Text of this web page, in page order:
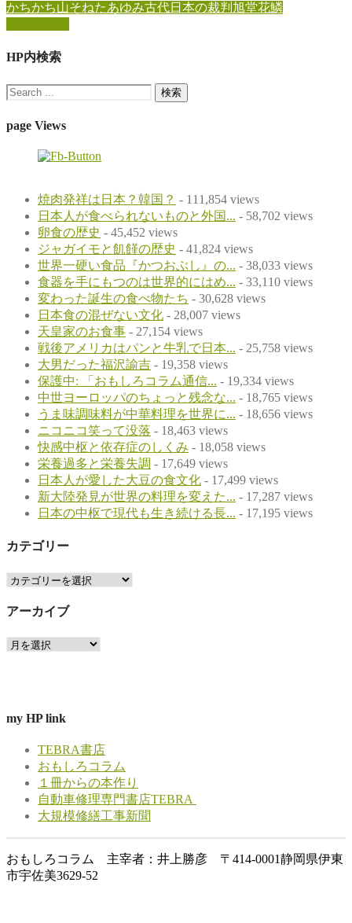
かちかち山そねたあゆみ古代日本の裁判 旭堂花鱗
HP内検索
page Views
焼肉発祥は日本？韓国？ - 111,854 views
日本人が食べられないものと外国... - 58,702 views
卵食の歴史 - 45,452 views
ジャガイモと飢饉の歴史 - 41,824 views
世界一硬い食品『かつおぶし』の... - 38,033 views
食器を手にもつのは世界的にはめ... - 33,110 views
変わった誕生の食べ物たち - 30,628 views
日本食の混ぜない文化 - 28,007 views
天皇家のお食事 - 27,154 views
戦後アメリカはパンと牛乳で日本... - 25,758 views
大男だった福沢諭吉 - 19,358 views
保護中: 「おもしろコラム通信... - 19,334 views
中世ヨーロッパのちょっと残念な... - 18,765 views
うま味調味料が中華料理を世界に... - 18,656 views
ニコニコ笑って没落 - 18,463 views
快感中枢と依存症のしくみ - 18,058 views
栄養過多と栄養失調 - 17,649 views
日本人が愛した大豆の食文化 - 17,499 views
新大陸発見が世界の料理を変えた... - 17,287 views
日本の中枢で現代も生き続ける長... - 17,195 views
カテゴリー
カ
ゴ
ー
アーカイブ
ア
my HP link
TEBRA書店
おもしろコラム
１冊からの本作り
自動車修理専門書店TEBRA
大規模修繕工事新聞
おもしろコラム 主宰者：井上勝彦 〒414-0001静岡県伊東
市宇佐美3629-52